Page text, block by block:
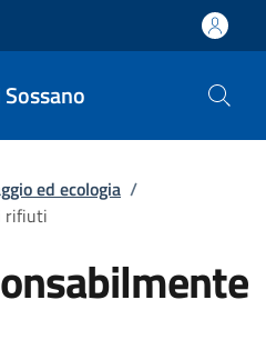
ed ecologia /
rifiuti